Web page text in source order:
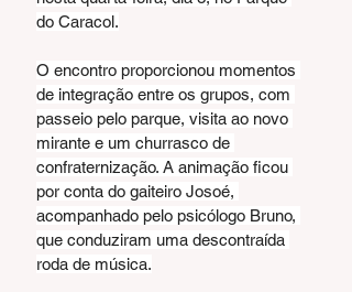
do Caracol.
O encontro proporcionou momentos
de integração entre os grupos, com
passeio pelo parque, visita ao novo
mirante e um churrasco de
confraternização. A animação ficou
por conta do gaiteiro Josoé,
acompanhado pelo psicólogo Bruno,
que conduziram uma descontraída
roda de música.